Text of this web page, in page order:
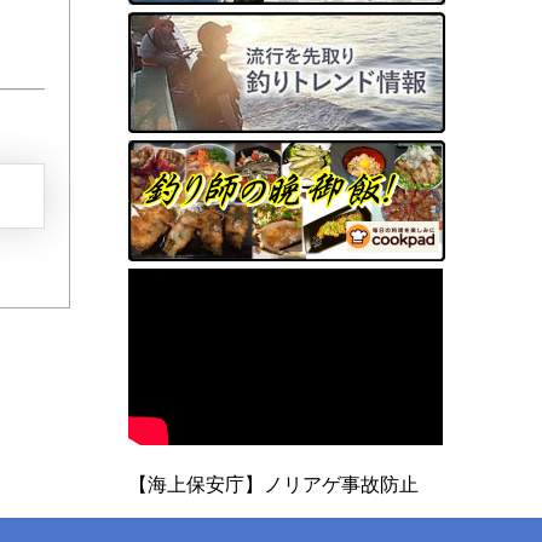
【海上保安庁】ノリアゲ事故防止